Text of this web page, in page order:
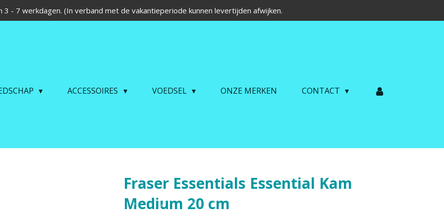
3 - 7 werkdagen. (In verband met de vakantieperiode kunnen levertijden afwijken.
ACCESSOIRES VOEDSEL ONZE MERKEN CONTACT
Fraser Essentials Essential Kam
Medium 20 cm